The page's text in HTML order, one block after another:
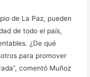
de La Paz, pueden
de todo el país,
¿De qué
para promover
comentó Muñoz